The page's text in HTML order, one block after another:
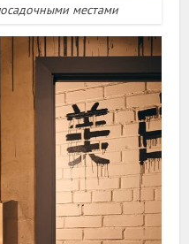
местами